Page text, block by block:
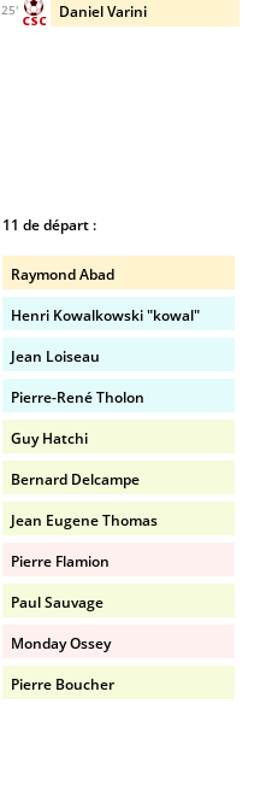
Daniel Varini
25'
11 de départ :
Raymond Abad
Henri Kowalkowski "kowal"
Jean Loiseau
Pierre-René Tholon
Guy Hatchi
Bernard Delcampe
Jean Eugene Thomas
Pierre Flamion
Paul Sauvage
Monday Ossey
Pierre Boucher